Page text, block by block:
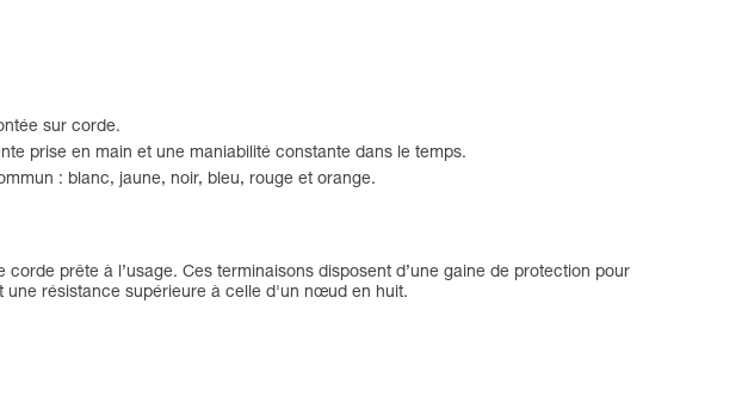
sur corde.
prise en main et une maniabilité constante dans le temps.
: blanc, jaune, noir, bleu, rouge et orange.
prête à l’usage. Ces terminaisons disposent d’une gaine de protection pour
une résistance supérieure à celle d'un nœud en huit.